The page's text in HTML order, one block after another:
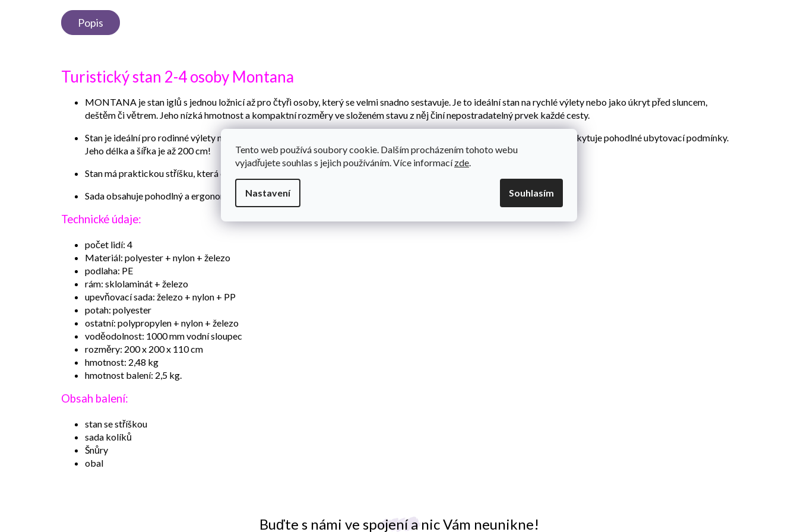
Tento web používá soubory cookie. Dalším procházením tohoto webu
vyjadřujete souhlas s jejich používáním. Více informacízde.
Nastavení Souhlasím
Buďte s námi ve spojení a nic Vám neunikne!
Popis
Turistický stan 2-4 osoby Montana
MONTANA je stan iglů s jednou ložnicí až pro čtyři osoby, který se velmi snadno sestavuje. Je to ideální stan na rychlé výlety nebo jako úkryt před sluncem,
deštěm či větrem. Jeho nízká hmotnost a kompaktní rozměry ve složeném stavu z něj činí nepostradatelný prvek každé cesty.
Stan je ideální pro rodinné výlety nebo kempování. Je prostorný, lehký a skladný, což značně usnadňuje jeho přepravu a poskytuje pohodlné ubytovací podmínky.
Jeho délka a šířka je až 200 cm!
Stan má praktickou stříšku, která dokáže ochránit oblečení a boty uložené před stanem.
Sada obsahuje pohodlný a ergonomický potah s praktickou rukojetí
Technické údaje:
počet lidí: 4
Materiál: polyester + nylon + železo
podlaha: PE
rám: sklolaminát + železo
upevňovací sada: železo + nylon + PP
potah: polyester
ostatní: polypropylen + nylon + železo
voděodolnost: 1000 mm vodní sloupec
rozměry: 200 x 200 x 110 cm
hmotnost: 2,48 kg
hmotnost balení: 2,5 kg.
Obsah balení:
stan se stříškou
sada kolíků
Šnůry
obal